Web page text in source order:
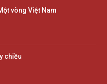
vòng Việt Nam
chiều